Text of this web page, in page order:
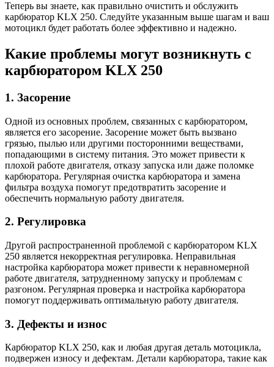
Теперь вы знаете, как правильно очистить и обслужить
карбюратор KLX 250. Следуйте указанным выше шагам и ваш
мотоцикл будет работать более эффективно и надежно.
Какие проблемы могут возникнуть с
карбюратором KLX 250
1. Засорение
Одной из основных проблем, связанных с карбюратором,
является его засорение. Засорение может быть вызвано
грязью, пылью или другими посторонними веществами,
попадающими в систему питания. Это может привести к
плохой работе двигателя, отказу запуска или даже поломке
карбюратора. Регулярная очистка карбюратора и замена
фильтра воздуха помогут предотвратить засорение и
обеспечить нормальную работу двигателя.
2. Регулировка
Другой распространенной проблемой с карбюратором KLX
250 является некорректная регулировка. Неправильная
настройка карбюратора может привести к неравномерной
работе двигателя, затрудненному запуску и проблемам с
разгоном. Регулярная проверка и настройка карбюратора
помогут поддерживать оптимальную работу двигателя.
3. Дефекты и износ
Карбюратор KLX 250, как и любая другая деталь мотоцикла,
подвержен износу и дефектам. Детали карбюратора, такие как